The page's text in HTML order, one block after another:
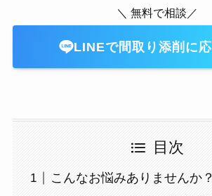
＼ 無料で相談／
LINEで間取り添削に
目次
こんなお悩みありませんか？